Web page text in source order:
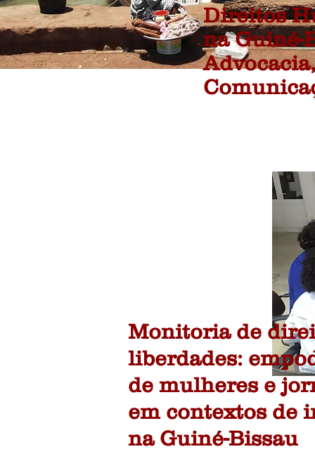
Direitos
na Guiné-
Monitoria de
liberdades:
de mulheres e
em contextos de
na Guiné-Bissau